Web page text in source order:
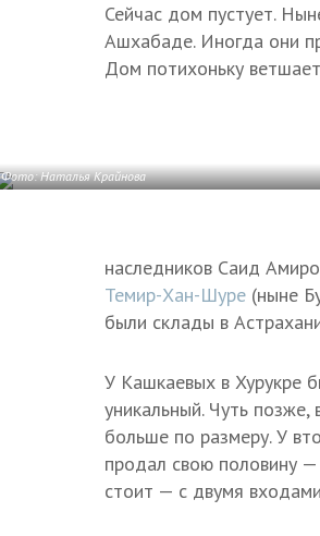
Сейчас дом пустует.
Ашхабаде. Иногда они
Дом потихоньку
Фото: Наталья Крайнова
наследников Саид
Темир-Хан-Шуре (ныне
были склады в
У Кашкаевых в Хурукре
уникальный. Чуть
больше по размеру. У
продал свою половину
стоит — с двумя